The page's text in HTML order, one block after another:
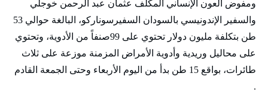
ومفوض العون الإنساني المكلف عثمان عبد الرحمن خوجلي
والسفير الإندونيسي بالسودان السفيرسوناركو، البالغة حوالي 53
طن بتكلفة مليون دولار تحتوي على 99صنفاً من الأدوية، وتحتوي
على محاليل وريدية وأدوية الأمراض المزمنة موزعة على ثلاث
طائرات، بواقع 15 طن بدأ من اليوم الأربعاء وحتى الجمعة القادم
.